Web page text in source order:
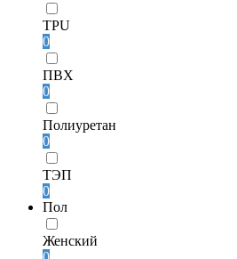
TPU
0
ПВХ
0
Полиуретан
0
ТЭП
0
Пол
Женский